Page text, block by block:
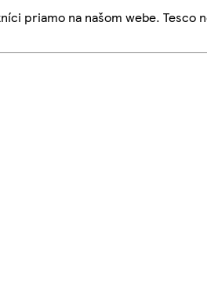
priamo na našom webe. Tesco